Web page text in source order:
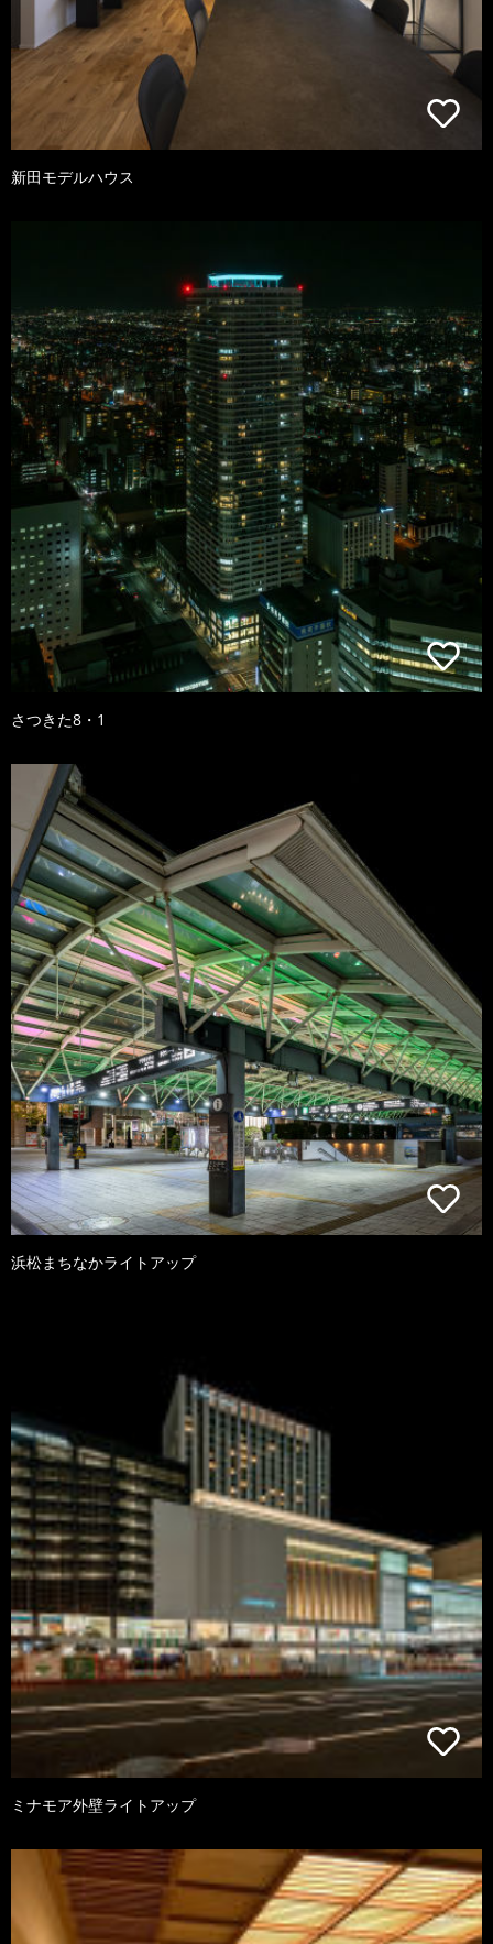
新田モデルハウス
さつきた8・1
浜松まちなかライトアップ
ミナモア外壁ライトアップ